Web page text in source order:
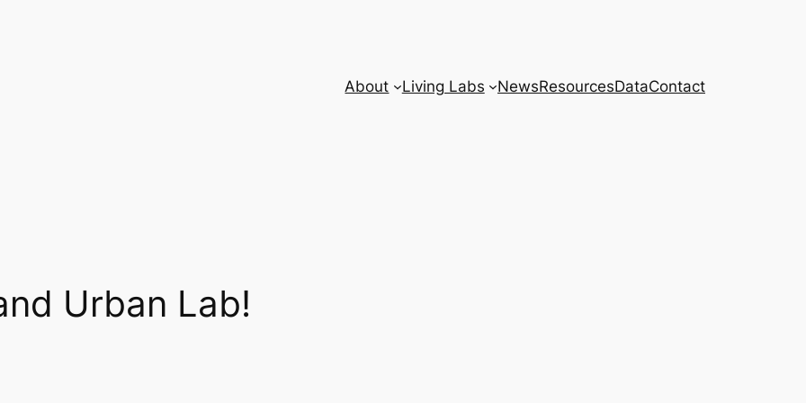
About
Living Labs NewsResourcesDataContact
Urban Lab!